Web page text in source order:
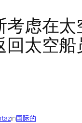
考虑在太
回太空船
in国际的